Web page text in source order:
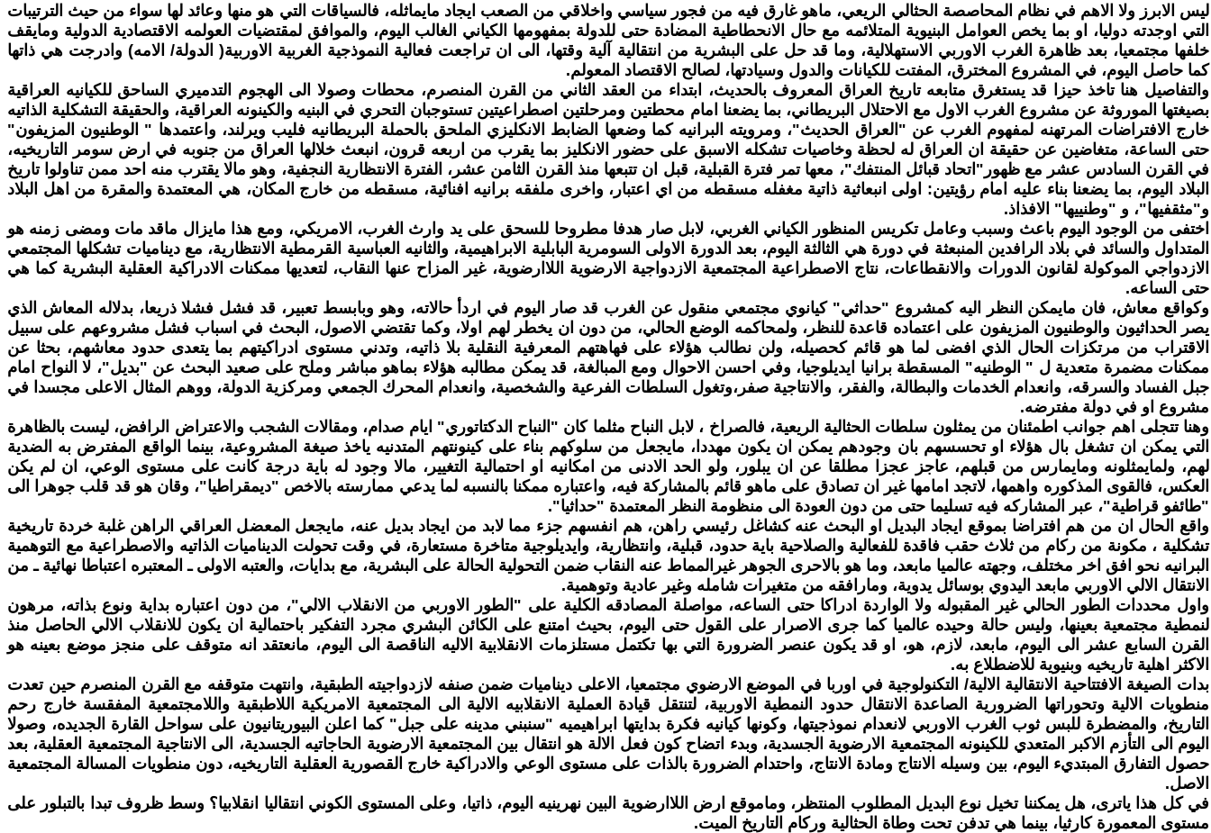
ليس الابرز ولا الاهم في نظام المحاصصة الحثالي الريعي، ماهو غارق فيه من فجور سياسي واخلاقي من الصعب ايجاد مايماثله، فالسياقات التي هو منها وعائد لها سواء من حيث الترتيبات
التي اوجدته دوليا، او بما يخص العوامل البنيوية المتلائمه مع حال الانحطاطية المضادة حتى للدولة بمفهومها الكياني الغالب اليوم، والموافق لمقتضيات العولمه الاقتصادية الدولية ومايقف
خلفها مجتمعيا، بعد ظاهرة الغرب الاوربي الاستهلالية، وما قد حل على البشرية من انتقالية آلية وقتها، الى ان تراجعت فعالية النموذجية الغربية الاوربية( الدولة/ الامه) وادرجت هي ذاتها
كما حاصل اليوم، في المشروع المخترق، المفتت للكيانات والدول وسيادتها، لصالح الاقتصاد المعولم.
والتفاصيل هنا تاخذ حيزا قد يستغرق متابعه تاريخ العراق المعروف بالحديث، ابتداء من العقد الثاني من القرن المنصرم، محطات وصولا الى الهجوم التدميري الساحق للكيانيه العراقية
بصيغتها الموروثة عن مشروع الغرب الاول مع الاحتلال البريطاني، بما يضعنا امام محطتين ومرحلتين اصطراعيتين تستوجبان التحري في البنيه والكينونه العراقية، والحقيقة التشكلية الذاتيه
خارج الافتراضات المرتهنه لمفهوم الغرب عن "العراق الحديث"، ومرويته البرانيه كما وضعها الضابط الانكليزي الملحق بالحملة البريطانيه فليب ويرلند، واعتمدها " الوطنيون المزيفون"
حتى الساعة، متغاضين عن حقيقة ان العراق له لحظة وخاصيات تشكله الاسبق على حضور الانكليز بما يقرب من اربعه قرون، انبعث خلالها العراق من جنوبه في ارض سومر التاريخيه،
في القرن السادس عشر مع ظهور"اتحاد قبائل المنتفك"، معها تمر فترة القبلية، قبل ان تتبعها منذ القرن الثامن عشر، الفترة الانتظارية النجفية، وهو مالا يقترب منه احد ممن تناولوا تاريخ
البلاد اليوم، بما يضعنا بناء عليه امام رؤيتين: اولى انبعاثية ذاتية مغفله مسقطه من اي اعتبار، واخرى ملفقه برانيه افنائية، مسقطه من خارج المكان، هي المعتمدة والمقرة من اهل البلاد
و"مثقفيها"، و "وطنييها" الافذاذ.
اختفى من الوجود اليوم باعث وسبب وعامل تكريس المنظور الكياني الغربي، لابل صار هدفا مطروحا للسحق على يد وارث الغرب، الامريكي، ومع هذا مايزال ماقد مات ومضى زمنه هو
المتداول والسائد في بلاد الرافدين المنبعثة في دورة هي الثالثة اليوم، بعد الدورة الاولى السومرية البابلية الابراهيمية، والثانيه العباسية القرمطية الانتظارية، مع ديناميات تشكلها المجتمعي
الازدواجي الموكولة لقانون الدورات والانقطاعات، نتاج الاصطراعية المجتمعية الازدواجية الارضوية اللاارضوية، غير المزاح عنها النقاب، لتعديها ممكنات الادراكية العقلية البشرية كما هي
حتى الساعه.
وكواقع معاش، فان مايمكن النظر اليه كمشروع "حداثي" كيانوي مجتمعي منقول عن الغرب قد صار اليوم في اردأ حالاته، وهو وبابسط تعبير، قد فشل فشلا ذريعا، بدلاله المعاش الذي
يصر الحداثيون والوطنيون المزيفون على اعتماده قاعدة للنظر، ولمحاكمه الوضع الحالي، من دون ان يخطر لهم اولا، وكما تقتضي الاصول، البحث في اسباب فشل مشروعهم على سبيل
الاقتراب من مرتكزات الحال الذي افضى لما هو قائم كحصيله، ولن نطالب هؤلاء على فهاهتهم المعرفية النقلية بلا ذاتيه، وتدني مستوى ادراكيتهم بما يتعدى حدود معاشهم، بحثا عن
ممكنات مضمرة متعدية ل " الوطنيه" المسقطة برانيا ايديلوجيا، وفي احسن الاحوال ومع المبالغة، قد يمكن مطالبه هؤلاء بماهو مباشر وملح على صعيد البحث عن "بديل"، لا النواح امام
جبل الفساد والسرقه، وانعدام الخدمات والبطالة، والفقر، والانتاجية صفر،وتغول السلطات الفرعية والشخصية، وانعدام المحرك الجمعي ومركزية الدولة، ووهم المثال الاعلى مجسدا في
مشروع او في دولة مفترضه.
وهنا تتجلى اهم جوانب اطمئنان من يمثلون سلطات الحثالية الريعية، فالصراخ ، لابل النباح مثلما كان "النباح الدكتاتوري" ايام صدام، ومقالات الشجب والاعتراض الرافض، ليست بالظاهرة
التي يمكن ان تشغل بال هؤلاء او تحسسهم بان وجودهم يمكن ان يكون مهددا، مايجعل من سلوكهم بناء على كينونتهم المتدنيه ياخذ صيغة المشروعية، بينما الواقع المفترض به الضدية
لهم، ولمايمثلونه ومايمارس من قبلهم، عاجز عجزا مطلقا عن ان يبلور، ولو الحد الادنى من امكانيه او احتمالية التغيير، مالا وجود له باية درجة كانت على مستوى الوعي، ان لم يكن
العكس، فالقوى المذكوره واهمها، لاتجد امامها غير ان تصادق على ماهو قائم بالمشاركة فيه، واعتباره ممكنا بالنسبه لما يدعي ممارسته بالاخص "ديمقراطيا"، وقان هو قد قلب جوهرا الى
"طائفو قراطية"، عبر المشاركه فيه تسليما حتى من دون العودة الى منظومة النظر المعتمدة "حداثيا".
واقع الحال ان من هم افتراضا بموقع ايجاد البديل او البحث عنه كشاغل رئيسي راهن، هم انفسهم جزء مما لابد من ايجاد بديل عنه، مايجعل المعضل العراقي الراهن غلبة خردة تاريخية
تشكلية ، مكونة من ركام من ثلاث حقب فاقدة للفعالية والصلاحية باية حدود، قبلية، وانتظارية، وايديلوجية متاخرة مستعارة، في وقت تحولت الديناميات الذاتيه والاصطراعية مع التوهمية
البرانيه نحو افق اخر مختلف، وجهته عالميا مابعد، وما هو بالاحرى الجوهر غيرالمماط عنه النقاب ضمن التحولية الحالة على البشرية، مع بدايات، والعتبه الاولى ـ المعتبره اعتباطا نهائية ـ من
الانتقال الالي الاوربي مابعد اليدوي بوسائل يدوية، ومارافقه من متغيرات شامله وغير عادية وتوهمية.
واول محددات الطور الحالي غير المقبوله ولا الواردة ادراكا حتى الساعه، مواصلة المصادقه الكلية على "الطور الاوربي من الانقلاب الالي"، من دون اعتباره بداية ونوع بذاته، مرهون
لنمطية مجتمعية بعينها، وليس حالة وحيده عالميا كما جرى الاصرار على القول حتى اليوم، بحيث امتنع على الكائن البشري مجرد التفكير باحتمالية ان يكون للانقلاب الالي الحاصل منذ
القرن السابع عشر الى اليوم، مابعد، لازم، هو، او قد يكون عنصر الضرورة التي بها تكتمل مستلزمات الانقلابية الاليه الناقصة الى اليوم، مانعتقد انه متوقف على منجز موضع بعينه هو
الاكثر اهلية تاريخيه وبنيوية للاضطلاع به.
بدات الصيغة الافتتاحية الانتقالية الالية/ التكنولوجية في اوربا في الموضع الارضوي مجتمعيا، الاعلى ديناميات ضمن صنفه لازدواجيته الطبقية، وانتهت متوقفه مع القرن المنصرم حين تعدت
منطويات الالية وتحوراتها الضرورية الصاعدة الانتقال حدود النمطية الاوربية، لتنتقل قيادة العملية الانقلابيه الالية الى المجتمعية الامريكية اللاطبقية واللامجتمعية المفقسة خارج رحم
التاريخ، والمضطرة للبس ثوب الغرب الاوربي لانعدام نموذجيتها، وكونها كيانيه فكرة بدايتها ابراهيميه "سنبني مدينه على جبل" كما اعلن البيوريتانيون على سواحل القارة الجديده، وصولا
اليوم الى التأزم الاكبر المتعدي للكينونه المجتمعية الارضوية الجسدية، وبدء اتضاح كون فعل الالة هو انتقال بين المجتمعية الارضوية الحاجاتيه الجسدية، الى الانتاجية المجتمعية العقلية، بعد
حصول التفارق المبتديء اليوم، بين وسيله الانتاج ومادة الانتاج، واحتدام الضرورة بالذات على مستوى الوعي والادراكية خارج القصورية العقلية التاريخيه، دون منطويات المسالة المجتمعية
الاصل.
في كل هذا ياترى، هل يمكننا تخيل نوع البديل المطلوب المنتظر، وماموقع ارض اللاارضوية البين نهرينيه اليوم، ذاتيا، وعلى المستوى الكوني انتقاليا انقلابيا؟ وسط ظروف تبدا بالتبلور على
مستوى المعمورة كارثيا، بينما هي تدفن تحت وطاة الحثالية وركام التاريخ الميت.